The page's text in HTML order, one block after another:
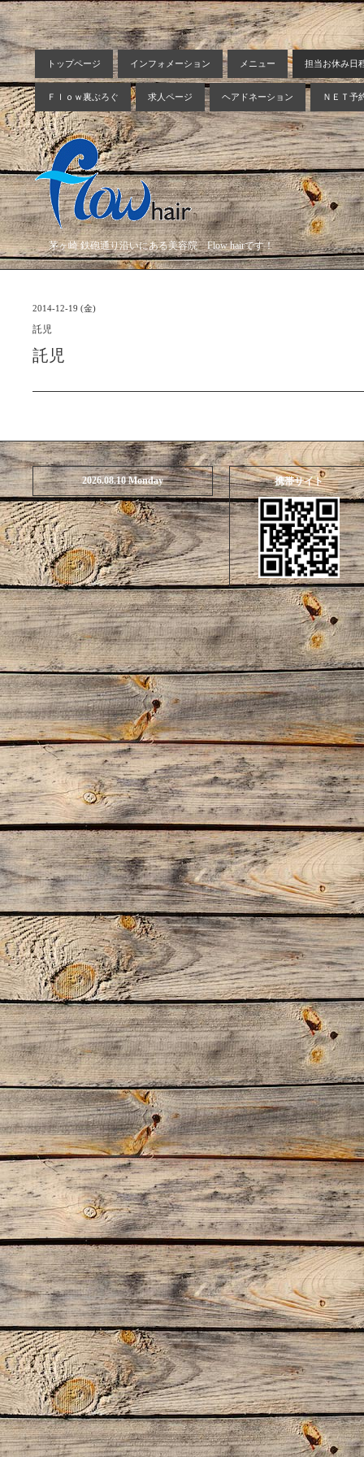
トップページ インフォメーション メニュー 担当お休み日
Ｆｌｏｗ裏ぶろぐ 求人ページ ヘアドネーション ＮＥＴ予
茅ヶ崎 鉄砲通り沿いにある美容院 Flow hairです！
2014-12-19 (金)
託児
託児
2026.08.10 Monday 携帯サイト